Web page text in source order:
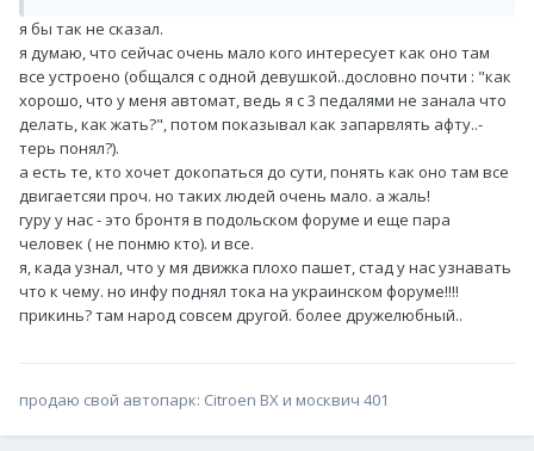
я бы так не сказал.
я думаю, что сейчас очень мало кого интересует как оно там
все устроено (общался с одной девушкой..дословно почти : "как
хорошо, что у меня автомат, ведь я с 3 педалями не занала что
делать, как жать?", потом показывал как запарвлять афту..-
терь понял?).
а есть те, кто хочет докопаться до сути, понять как оно там все
двигаетсяи проч. но таких людей очень мало. а жаль!
гуру у нас - это бронтя в подольском форуме и еще пара
человек ( не понмю кто). и все.
я, када узнал, что у мя движка плохо пашет, стад у нас узнавать
что к чему. но инфу поднял тока на украинском форуме!!!!
прикинь? там народ совсем другой. более дружелюбный..
продаю свой автопарк: Citroen BX и москвич 401